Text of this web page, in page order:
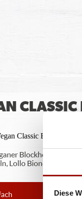
Diese
CLASSIC
Blockhouse Burger
Lollo Bionda